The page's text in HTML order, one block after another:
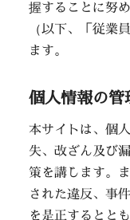
握することに努
（以下、「従業
ます。
個人情報の管
本サイトは、個
失、改ざん及び
策を講じます。
された違反、事
を是正するとと